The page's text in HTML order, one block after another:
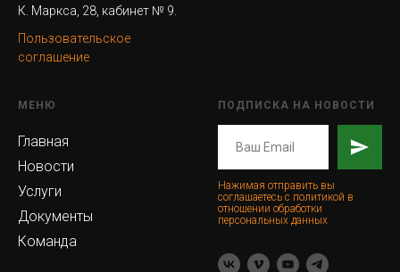
К. Маркса, 28, кабинет № 9.
Пользовательское
соглашение
МЕНЮ
Главная
Новости
Услуги
Документы
Команда
ПОДПИСКА НА НОВОСТИ
Нажимая отправить вы
соглашаетесь с политикой в
отношении обработки
персональных данных